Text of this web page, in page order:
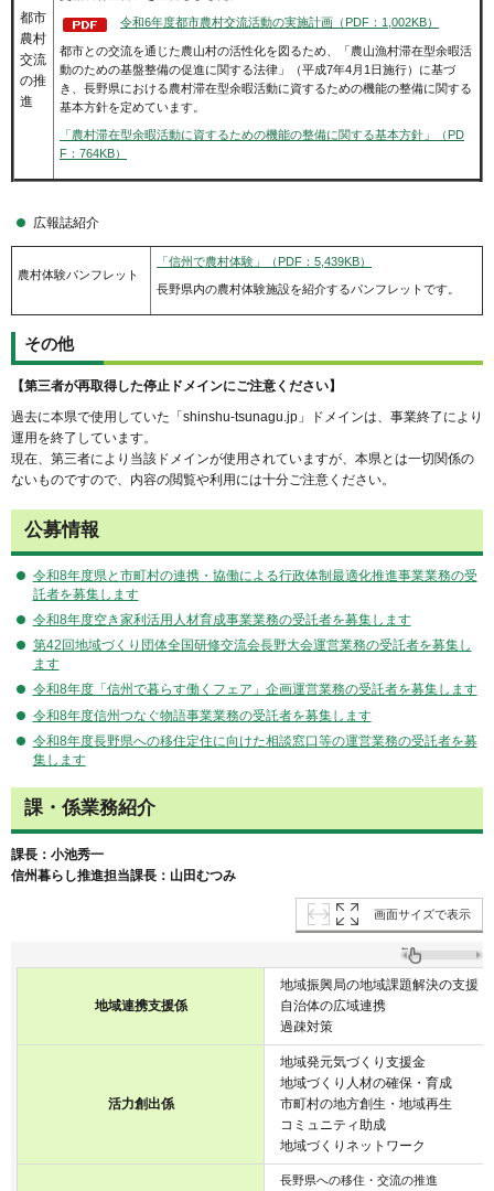
都市
農村
交流
の推
進
令和6年度都市農村交流活動の実施計画（PDF：1,002KB）
都市との交流を通じた農山村の活性化を図るため、「農山漁村滞在型余暇活
動のための基盤整備の促進に関する法律」（平成7年4月1日施行）に基づ
き、長野県における農村滞在型余暇活動に資するための機能の整備に関する
基本方針を定めています。
「農村滞在型余暇活動に資するための機能の整備に関する基本方針」（PD
F：764KB）
広報誌紹介
農村体験パンフレット
「信州で農村体験」（PDF：5,439KB）
長野県内の農村体験施設を紹介するパンフレットです。
その他
【第三者が再取得した停止ドメインにご注意ください】
過去に本県で使用していた「shinshu-tsunagu.jp」ドメインは、事業終了により
運用を終了しています。
現在、第三者により当該ドメインが使用されていますが、本県とは一切関係の
ないものですので、内容の閲覧や利用には十分ご注意ください。
公募情報
令和8年度県と市町村の連携・協働による行政体制最適化推進事業業務の受
託者を募集します
令和8年度空き家利活用人材育成事業業務の受託者を募集します
第42回地域づくり団体全国研修交流会長野大会運営業務の受託者を募集し
ます
令和8年度「信州で暮らす働くフェア」企画運営業務の受託者を募集します
令和8年度信州つなぐ物語事業業務の受託者を募集します
令和8年度長野県への移住定住に向けた相談窓口等の運営業務の受託者を募
集します
課・係業務紹介
課長：小池秀一
信州暮らし推進担当課長：山田むつみ
画面サイズで表示
地域連携支援係
地域振興局の地域課題解決の支援
自治体の広域連携
過疎対策
活力創出係
地域発元気づくり支援金
地域づくり人材の確保・育成
市町村の地方創生・地域再生
コミュニティ助成
地域づくりネットワーク
長野県への移住・交流の推進